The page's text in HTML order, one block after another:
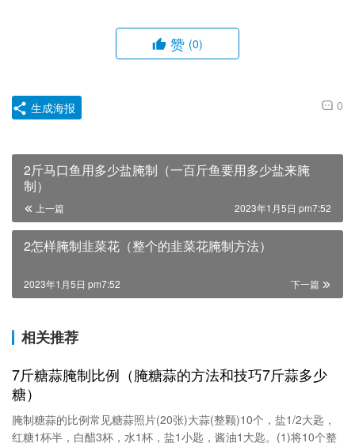
赞 (0)
0
生成海报
2斤马口鱼用多少盐腌制（一百斤鱼要用多少盐来腌
制）
上一篇 2023年1月5日 pm7:52
2怎样腌制韭菜花（整个的韭菜花腌制方法）
下一篇
2023年1月5日 pm7:52
相关推荐
7斤糖蒜腌制比例（腌糖蒜的方法和技巧7斤蒜多少
糖）
腌制糖蒜的比例常见糖蒜照片(20张)大蒜(整颗)10个，盐1/2大匙，
红糖1杯半，白醋3杯，水1杯，盐1小匙，酱油1大匙。(1)将10个整